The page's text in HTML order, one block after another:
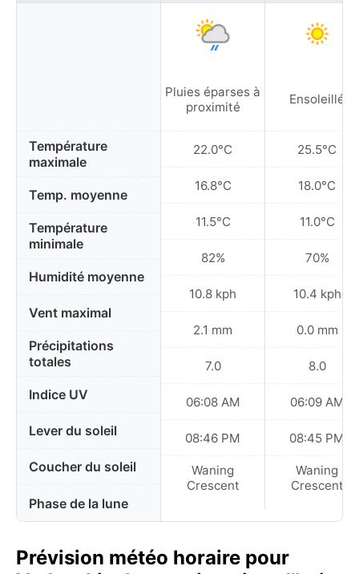
Température
maximale
Temp. moyenne
Température
minimale
Humidité moyenne
Vent maximal
Précipitations
totales
Indice UV
Lever du soleil
Coucher du soleil
Phase de la lune
Pluies éparses à
proximité
22.0°C
16.8°C
11.5°C
82%
10.8 kph
2.1 mm
7.0
06:08 AM
08:46 PM
Waning
Crescent
Ensoleillé
25.5°C
18.0°C
11.0°C
70%
10.4 kph
0.0 mm
8.0
06:09 AM
08:45 PM
Waning
Crescent
Prévision météo horaire pour